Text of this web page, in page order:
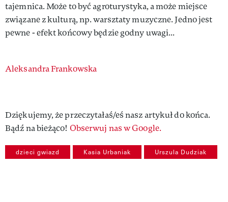
tajemnica. Może to być agroturystyka, a może miejsce
związane z kulturą, np. warsztaty muzyczne. Jedno jest
pewne - efekt końcowy będzie godny uwagi...
Authors
Aleksandra Frankowska
Dziękujemy, że przeczytałaś/eś nasz artykuł do końca.
Bądź na bieżąco! Obserwuj nas w Google.
dzieci gwiazd Kasia Urbaniak Urszula Dudziak